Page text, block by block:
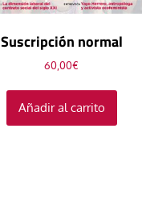
Suscripción normal
60,00€
Añadir al carrito